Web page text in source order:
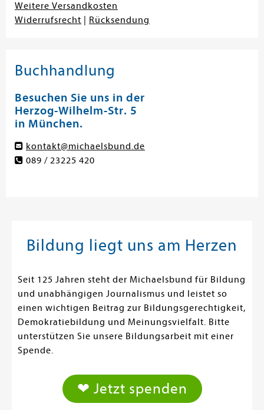
Weitere Versandkosten
Widerrufsrecht
Rücksendung
Buchhandlung
Besuchen Sie uns in der
Herzog-Wilhelm-Str. 5
in München.
kontakt@michaelsbund.de
089 / 23225 420
Bildung liegt uns am Herzen
Seit 125 Jahren steht der Michaelsbund für Bildung
und unabhängigen Journalismus und leistet so
einen wichtigen Beitrag zur Bildungsgerechtigkeit,
Demokratiebildung und Meinungsvielfalt. Bitte
unterstützen Sie unsere Bildungsarbeit mit einer
Spende.
❤ Jetzt spenden